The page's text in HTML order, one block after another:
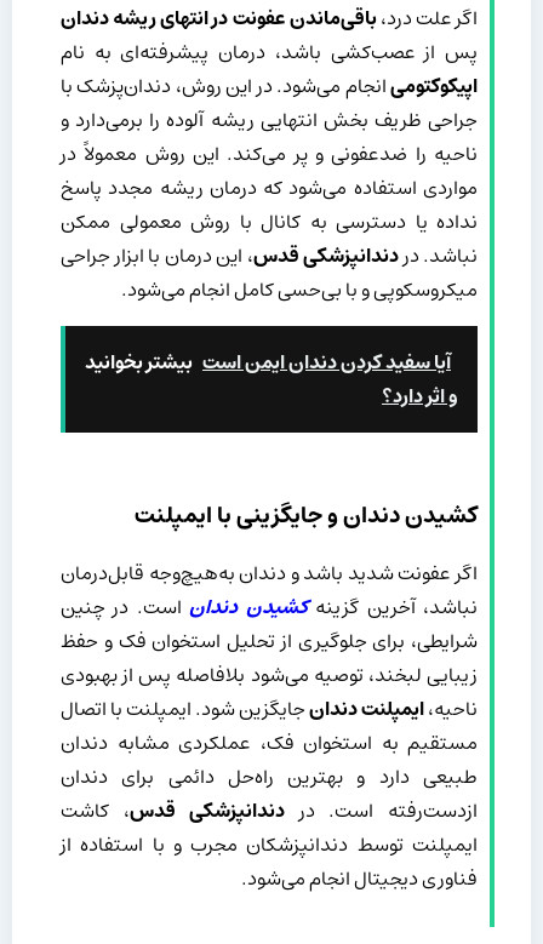
اگر علت درد،باقی‌ماندن عفونت در انتهای ریشه دندان
پس از عصب‌کشی باشد، درمان پیشرفته‌ای به نام
اپیکوکتومیانجام می‌شود. در این روش، دندان‌پزشک با
جراحی ظریف بخش انتهایی ریشه آلوده را برمی‌دارد و
ناحیه را ضدعفونی و پر می‌کند. این روش معمولاً در
مواردی استفاده می‌شود که درمان ریشه مجدد پاسخ
نداده یا دسترسی به کانال با روش معمولی ممکن
نباشد. دردندانپزشکی قدس، این درمان با ابزار جراحی
میکروسکوپی و با بی‌حسی کامل انجام می‌شود.
بیشتر بخوانید آیا سفید کردن دندان ایمن است
و اثر دارد؟
کشیدن دندان و جایگزینی با ایمپلنت
اگر عفونت شدید باشد و دندان به‌هیچ‌وجه قابل‌درمان
نباشد، آخرین گزینه کشیدن دنداناست. در چنین
شرایطی، برای جلوگیری از تحلیل استخوان فک و حفظ
زیبایی لبخند، توصیه می‌شود بلافاصله پس از بهبودی
ناحیه،ایمپلنت دندانجایگزین شود. ایمپلنت با اتصال
مستقیم به استخوان فک، عملکردی مشابه دندان
طبیعی دارد و بهترین راه‌حل دائمی برای دندان
ازدست‌رفته است. دردندانپزشکی قدس، کاشت
ایمپلنت توسط دندانپزشکان مجرب و با استفاده از
فناوری دیجیتال انجام می‌شود.